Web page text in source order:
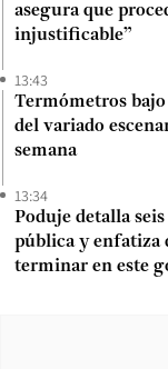
asegura que
injustificable”
13:43
Termómetros
del variado
semana
13:34
Poduje detalla
pública y enfatiza
terminar en este